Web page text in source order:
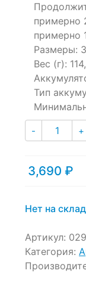
примерно
примерно
Размеры:
Вес (г):
Тип
- +
3,690 ₽
Нет на
Артикул:
Категория: